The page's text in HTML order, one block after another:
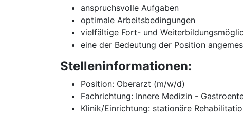
anspruchsvolle Aufgaben
optimale Arbeitsbedingungen
vielfältige Fort- und
eine der Bedeutung der Position
Stelleninformationen:
Position: Oberarzt (m/w/d)
Fachrichtung: Innere Medizin -
Klinik/Einrichtung: stationäre